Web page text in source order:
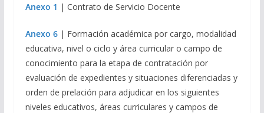
Anexo 1 | Contrato de Servicio Docente
Anexo 6 | Formación académica por cargo, modalidad
educativa, nivel o ciclo y área curricular o campo de
conocimiento para la etapa de contratación por
evaluación de expedientes y situaciones diferenciadas y
orden de prelación para adjudicar en los siguientes
niveles educativos, áreas curriculares y campos de